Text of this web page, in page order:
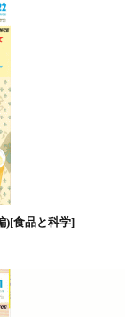
)[食品と科学]